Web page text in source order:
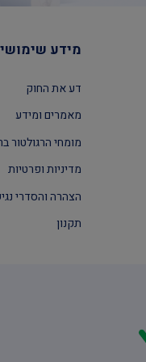
מידע שימושי
דע את החוק
מאמרים ומידע
מומחי הרגולטור
מדיניות ופרטיות
הצהרה והסדרי
תקנון